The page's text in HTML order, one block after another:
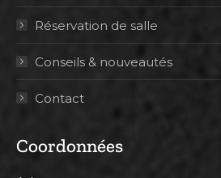
Réservation de salle
Conseils & nouveautés
Contact
Coordonnées